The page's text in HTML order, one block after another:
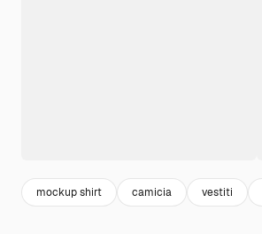
mockup shirt camicia vestiti